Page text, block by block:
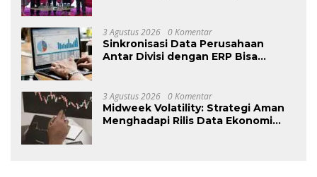
3 Agustus 2026 0 Komentar
Sinkronisasi Data Perusahaan
Antar Divisi dengan ERP Bisa
3 Agustus 2026 0 Komentar
Midweek Volatility: Strategi Aman
Menghadapi Rilis Data Ekonomi